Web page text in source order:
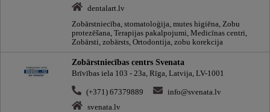
dentalart.lv
Zobārstniecība, stomatoloģija, mutes higiēna, Zobu
protezēšana, Terapijas pakalpojumi, Medicīnas centri,
Zobārsti, zobārsts, Ortodontija, zobu korekcija
Zobārstniecības centrs Svenata
Brīvības iela 103 - 23a, Rīga, Latvija, LV-1001
(+371) 67379889
info@svenata.lv
svenata.lv